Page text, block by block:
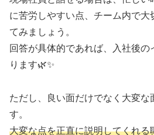
に苦労しやすい点、チーム内で大
てみましょう。
回答が具体的であれば、入社後
ります🌿✨
ただし、良い面だけでなく大変な
す。
大変な点を正直に説明してくれる